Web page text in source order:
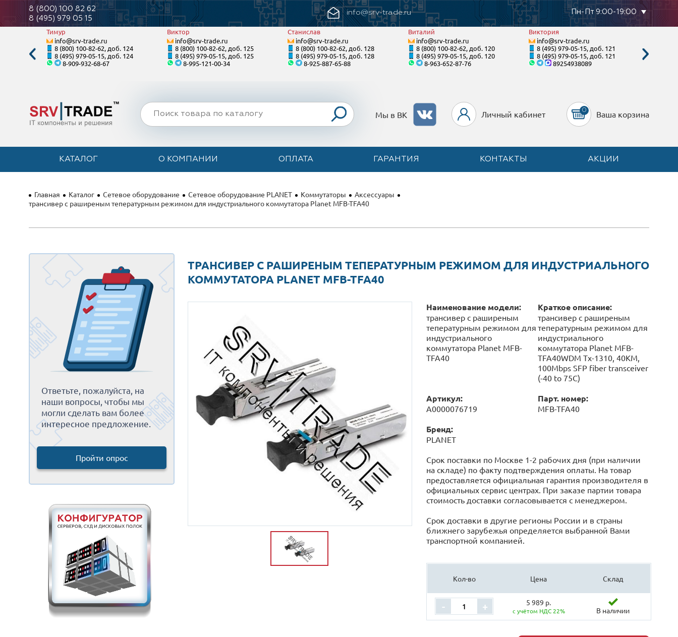
8 (800) 100 82 62
8 (495) 979 05 15
info@srv-trade.ru Пн-Пт 9:00-19:00
Тимур
info@srv-trade.ru
8 (800) 100-82-62, доб. 124
8 (495) 979-05-15, доб. 124
8-909-932-68-67
Виктор
info@srv-trade.ru
8 (800) 100-82-62, доб. 125
8 (495) 979-05-15, доб. 125
8-995-121-00-34
Станислав
info@srv-trade.ru
8 (800) 100-82-62, доб. 128
8 (495) 979-05-15, доб. 128
8-925-887-65-88
Виталий
info@srv-trade.ru
8 (800) 100-82-62, доб. 120
8 (495) 979-05-15, доб. 120
8-963-652-87-76
Виктория
info@srv-trade.ru
8 (495) 979-05-15, доб. 121
8 (495) 979-05-15, доб. 121
89254938089
КАТАЛОГ О КОМПАНИИ ОПЛАТА ГАРАНТИЯ КОНТАКТЫ АКЦИИ
Мы в ВК Личный кабинет 0 Ваша корзина
Главная Каталог Сетевое оборудование Сетевое оборудование PLANET Коммутаторы
Аксессуары
трансивер с раширеным тепературным режимом для индустриального коммутатора Planet MFB-TFA40
Ответьте, пожалуйста, на
наши вопросы, чтобы мы
могли сделать вам более
интересное предложение.
Пройти опрос
ТРАНСИВЕР С РАШИРЕНЫМ ТЕПЕРАТУРНЫМ РЕЖИМОМ ДЛЯ ИНДУСТРИАЛЬНОГО
КОММУТАТОРА PLANET MFB-TFA40
Наименование модели:
трансивер с раширеным
тепературным режимом для
индустриального
коммутатора Planet MFB-
TFA40
Краткое описание:
трансивер с раширеным
тепературным режимом для
индустриального
коммутатора Planet MFB-
TFA40WDM Tx-1310, 40KM,
100Mbps SFP fiber transceiver
(-40 to 75C)
Артикул:
А0000076719
Парт. номер:
MFB-TFA40
Бренд:
PLANET
Срок поставки по Москве 1-2 рабочих дня (при наличии
на складе) по факту подтверждения оплаты. На товар
предоставляется официальная гарантия производителя в
официальных сервис центрах. При заказе партии товара
стоимость доставки согласовывается с менеджером.
Срок доставки в другие регионы России и в страны
ближнего зарубежья определяется выбранной Вами
транспортной компанией.
Кол-во Цена Склад
- + 5 989 р.
с учётом НДС 22% В наличии